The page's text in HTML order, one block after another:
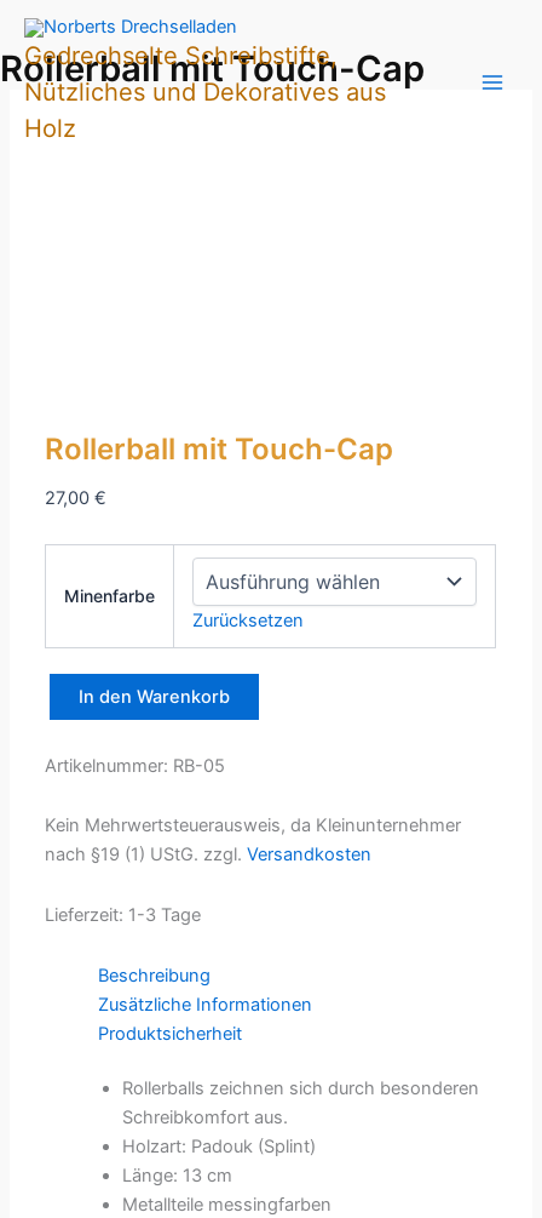
Zum
Inhalt
springen
Gedrechselte Schreibstifte,
Nützliches und Dekoratives aus
Holz
Rollerball mit Touch-Cap
Rollerball mit Touch-Cap
27,00€
Minenfarbe
Zurücksetzen
Touch-
In den Warenkorb
Artikelnummer: RB-05
Kein Mehrwertsteuerausweis, da Kleinunternehmer
nach §19 (1) UStG. zzgl.Versandkosten
Lieferzeit: 1-3 Tage
Beschreibung
Zusätzliche Informationen
Produktsicherheit
Rollerballs zeichnen sich durch besonderen
Schreibkomfort aus.
Holzart: Padouk (Splint)
Länge: 13 cm
Metallteile messingfarben